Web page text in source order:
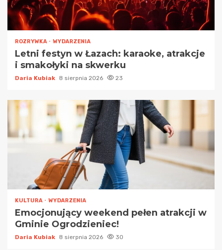
ROZRYWKA WYDARZENIA
Letni festyn w Łazach: karaoke, atrakcje
i smakołyki na skwerku
Daria Kubiak 8 sierpnia 2026 23
KULTURA WYDARZENIA
Emocjonujący weekend pełen atrakcji w
Gminie Ogrodzieniec!
Daria Kubiak 8 sierpnia 2026 30